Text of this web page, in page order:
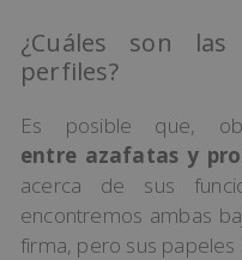
¿Cuáles son
perfiles?
Es posible que,
entre azafatas y
acerca de sus
encontremos ambas
firma, pero sus papeles